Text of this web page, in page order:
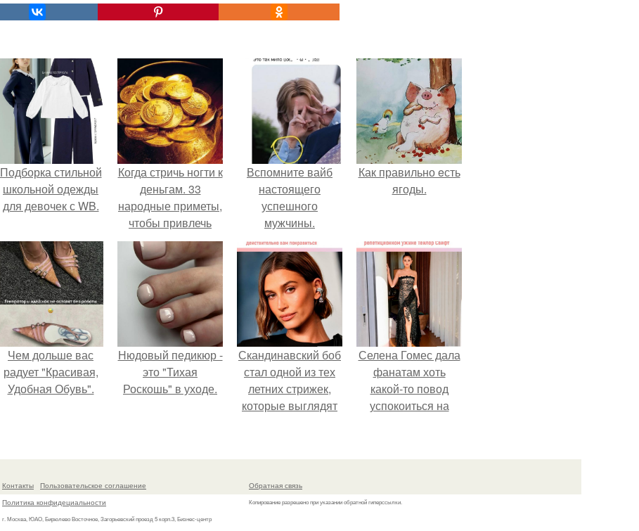
Подборка стильной
школьной одежды
для девочек с WB.
Когда стричь ногти к
деньгам. 33
народные приметы,
чтобы привлечь
деньги в дом.
Вспомните вайб
настоящего
успешного
мужчины.
Как правильно eсть
ягоды.
Чем дольше вас
радует "Красивая,
Удобная Обувь".
Нюдовый педикюр -
это "Тихая
Роскошь" в уходе.
Скандинавский боб
стал одной из тех
летних стрижек,
которые выглядят
Селена Гомес дала
фанатам хоть
какой-то повод
успокоиться на
свадьбе Тейлор
Контакты
Пользовательское соглашение
Политика конфидециальности
г. Москва, ЮАО, Бирюлево Восточное, Загорьевский проезд 5 корп.3, Бизнес-центр
Обратная связь
Копирование разрешено при указании обратной гиперссылки.